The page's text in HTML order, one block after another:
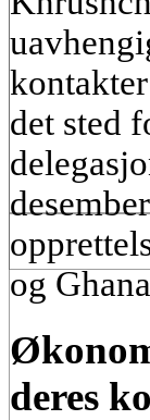
det sted
og
deres